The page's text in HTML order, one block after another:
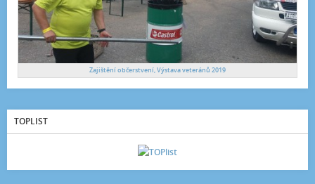
Zajištění občerstvení, Výstava veteránů 2019
TOPLIST